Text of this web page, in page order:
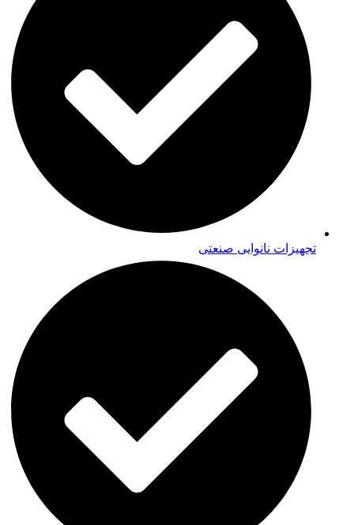
تجهیزات نانوایی صنعتی